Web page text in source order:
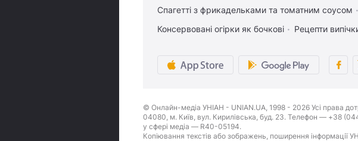
Спагетті з фрикадельками та томатним соусом
Консервовані огірки як бочкові
Рецепти
© Онлайн-медіа УНІАН - UNIAN.UA, 1998 - 2026 Усі права
04080, м. Київ, вул. Кирилівська, буд. 23. Телефон — +38
у сфері медіа — R40-05194.
Копіювання текстів або зображень, поширення інформації